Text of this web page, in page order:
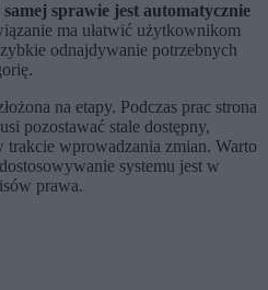
sprawie jest automatycznie
ma ułatwić użytkownikom
odnajdywanie potrzebnych
na etapy. Podczas prac strona
pozostawać stale dostępny,
wprowadzania zmian. Warto
systemu jest w
prawa.